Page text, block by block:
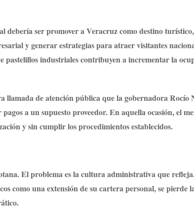
debería ser promover a Veracruz como destino turístico,
y generar estrategias para atraer visitantes
industriales contribuyen a incrementar la
llamada de atención pública que la gobernadora Rocío
a un supuesto proveedor. En aquella ocasión, el
y sin cumplir los procedimientos establecidos.
El problema es la cultura administrativa que
como una extensión de su cartera personal, se pierde